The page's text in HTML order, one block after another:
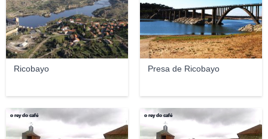
Ricobayo Presa de Ricobayo
o rey do café o rey do café